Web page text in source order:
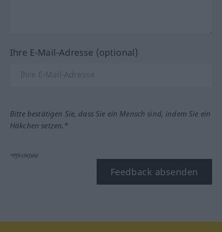
Ihre E-Mail-Adresse (optional)
Bitte bestätigen Sie, dass Sie ein Mensch sind, indem Sie ein
Häkchen setzen.*
*Pflichtfeld
Feedback absenden